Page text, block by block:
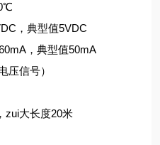
，典型值5VDC
，典型值50mA
信号）
大长度20米